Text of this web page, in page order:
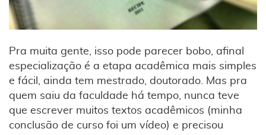
Pra muita gente, isso pode parecer bobo, afinal
especialização é a etapa acadêmica mais simples
e fácil, ainda tem mestrado, doutorado. Mas pra
quem saiu da faculdade há tempo, nunca teve
que escrever muitos textos acadêmicos (minha
conclusão de curso foi um vídeo) e precisou